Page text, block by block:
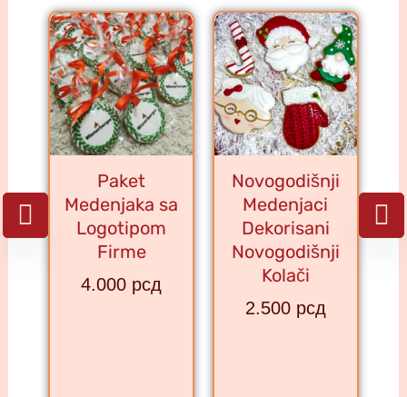
Paket
Medenjaka sa
Logotipom
Firme
4.000 рсд
Novogodišnji
Medenjaci
Dekorisani
Novogodišnji
Kolači
2.500 рсд